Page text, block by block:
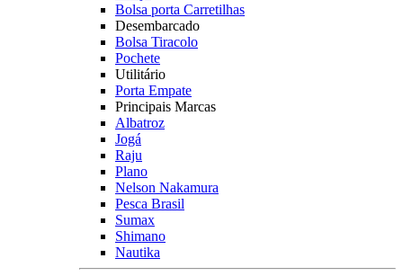
Bolsa porta Carretilhas
Desembarcado
Bolsa Tiracolo
Pochete
Utilitário
Porta Empate
Principais Marcas
Albatroz
Jogá
Raju
Plano
Nelson Nakamura
Pesca Brasil
Sumax
Shimano
Nautika